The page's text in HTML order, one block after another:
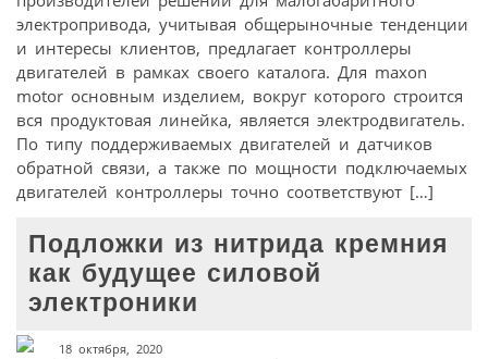
электропривода, учитывая общерыночные тенденции
и интересы клиентов, предлагает контроллеры
двигателей в рамках своего каталога. Для maxon
motor основным изделием, вокруг которого строится
вся продуктовая линейка, является электродвигатель.
По типу поддерживаемых двигателей и датчиков
обратной связи, а также по мощности подключаемых
двигателей контроллеры точно соответствуют […]
Подложки из нитрида кремния
как будущее силовой
электроники
18 октября, 2020